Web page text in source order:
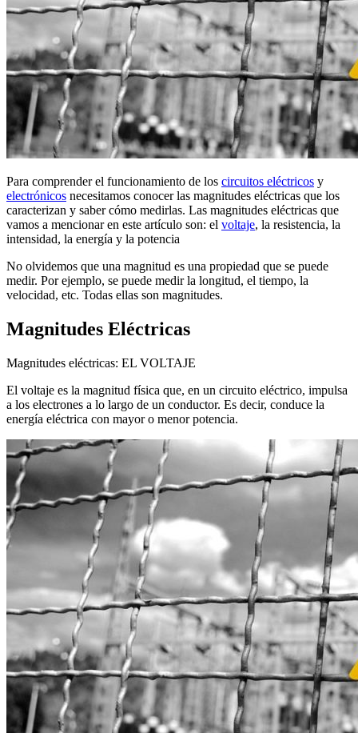
Para comprender el funcionamiento de los circuitos eléctricos y
electrónicos necesitamos conocer las magnitudes eléctricas que los
caracterizan y saber cómo medirlas. Las magnitudes eléctricas que
vamos a mencionar en este artículo son: el voltaje, la resistencia, la
intensidad, la energía y la potencia
No olvidemos que una magnitud es una propiedad que se puede
medir. Por ejemplo, se puede medir la longitud, el tiempo, la
velocidad, etc. Todas ellas son magnitudes.
Magnitudes Eléctricas
Magnitudes eléctricas: EL VOLTAJE
El voltaje es la magnitud física que, en un circuito eléctrico, impulsa
a los electrones a lo largo de un conductor. Es decir, conduce la
energía eléctrica con mayor o menor potencia.